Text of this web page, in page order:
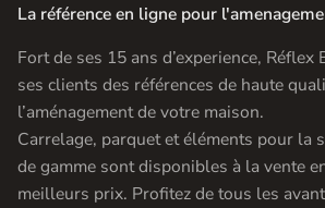
La référence en ligne pour
Fort de ses 15 ans d’experience,
ses clients des références de haute
l’aménagement de votre maison.
Carrelage, parquet et éléments pour la
de gamme sont disponibles à la vente
meilleurs prix. Profitez de tous les